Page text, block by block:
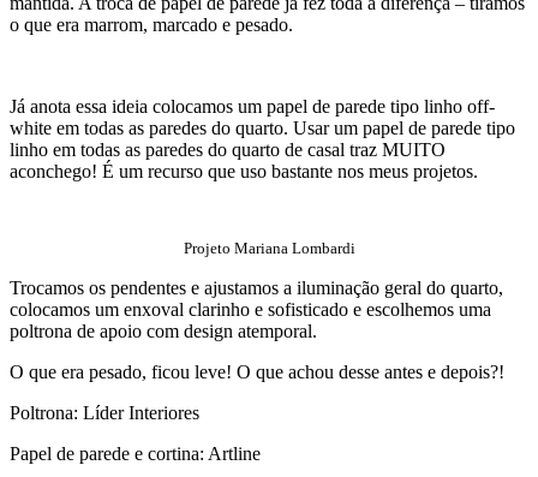
o que era marrom, marcado e pesado.
Já anota essa ideia colocamos um papel de parede tipo linho off-
white em todas as paredes do quarto. Usar um papel de parede tipo
linho em todas as paredes do quarto de casal traz MUITO
aconchego! É um recurso que uso bastante nos meus projetos.
Projeto Mariana Lombardi
Trocamos os pendentes e ajustamos a iluminação geral do quarto,
colocamos um enxoval clarinho e sofisticado e escolhemos uma
poltrona de apoio com design atemporal.
O que era pesado, ficou leve! O que achou desse antes e depois?!
Poltrona: Líder Interiores
Papel de parede e cortina: Artline